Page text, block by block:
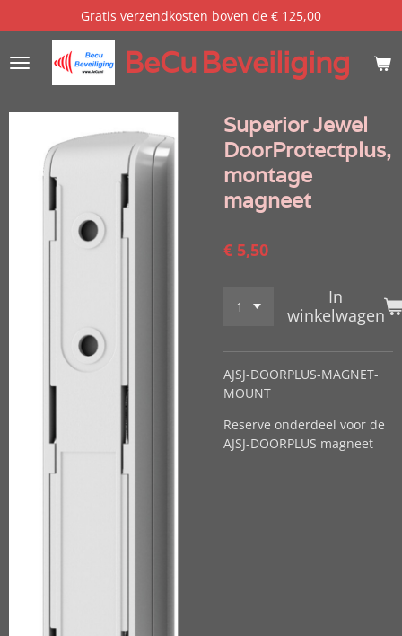
direct
naar
de
BeCuBeveiliging
Gratis verzendkosten boven de € 125,00
Superior Jewel
DoorProtectplus,
montage
magneet
€ 5,50
In
winkelwagen
AJSJ-DOORPLUS-MAGNET-
MOUNT
Reserve onderdeel voor de
AJSJ-DOORPLUS magneet